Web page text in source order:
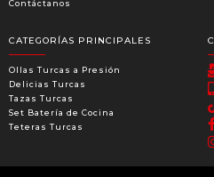
Contáctanos
CATEGORÍAS PRINCIPALES
Ollas Turcas a Presión
Delicias Turcas
Tazas Turcas
Set Batería de Cocina
Teteras Turcas